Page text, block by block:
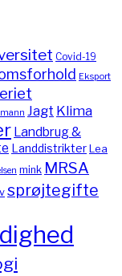
Covid-19
Eksport
Jagt Klima
Landbrug &
LanddistrikterLea
mink MRSA
sprøjtegifte